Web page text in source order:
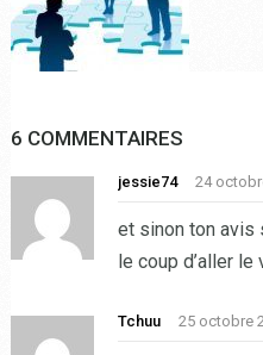
6 COMMENTAIRES
jessie74 24
et sinon ton avis
le coup d’aller le
Tchuu 25 octobre